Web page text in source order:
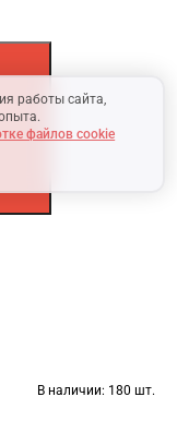
работы сайта,
файлов cookie
В наличии: 180 шт.